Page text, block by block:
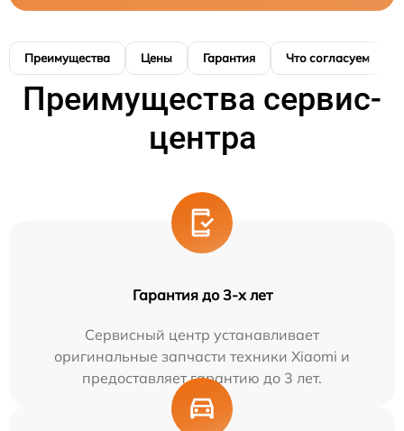
Преимущества Цены Гарантия Что согласуем
Преимущества сервис-
центра
Гарантия до 3-х лет
Сервисный центр устанавливает
оригинальные запчасти техники Xiaomi и
предоставляет гарантию до 3 лет.